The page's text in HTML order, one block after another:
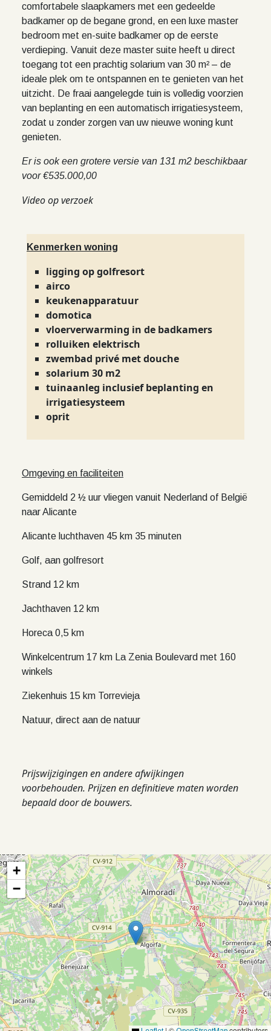
comfortabele slaapkamers met een gedeelde
badkamer op de begane grond, en een luxe master
bedroom met en-suite badkamer op de eerste
verdieping. Vanuit deze master suite heeft u direct
toegang tot een prachtig solarium van 30 m² – de
ideale plek om te ontspannen en te genieten van het
uitzicht. De fraai aangelegde tuin is volledig voorzien
van beplanting en een automatisch irrigatiesysteem,
zodat u zonder zorgen van uw nieuwe woning kunt
genieten.
Er is ook een grotere versie van 131 m2 beschikbaar
voor €535.000,00
Video op verzoek
Kenmerken woning
ligging op golfresort
airco
keukenapparatuur
domotica
vloerverwarming in de badkamers
rolluiken elektrisch
zwembad privé met douche
solarium 30 m2
tuinaanleg inclusief beplanting en
irrigatiesysteem
oprit
Omgeving en faciliteiten
Gemiddeld 2 ½ uur vliegen vanuit Nederland of België
naar Alicante
Alicante luchthaven 45 km 35 minuten
Golf, aan golfresort
Strand 12 km
Jachthaven 12 km
Horeca 0,5 km
Winkelcentrum 17 km La Zenia Boulevard met 160
winkels
Ziekenhuis 15 km Torrevieja
Natuur, direct aan de natuur
Prijswijzigingen en andere afwijkingen
voorbehouden. Prijzen en definitieve maten worden
bepaald door de bouwers.
+
−